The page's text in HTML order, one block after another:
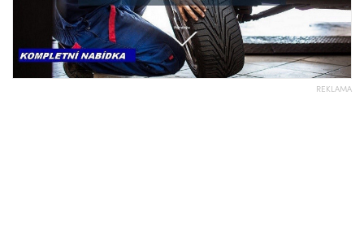
REKLAMA